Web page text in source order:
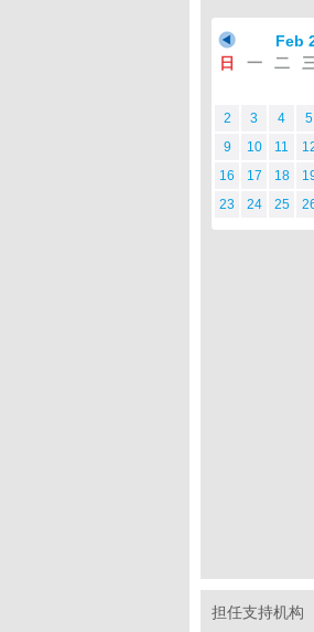
Feb
日
一 二
2
3 4 5
9
10 11
16
17 18
23
24 25
担任支持机构